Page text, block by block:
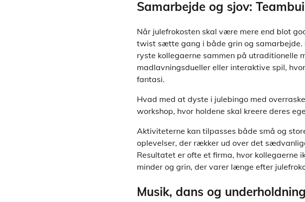
Samarbejde og sjov:
Når julefrokosten skal være mere end blot
twist sætte gang i både grin og
ryste kollegaerne sammen på utraditionelle
madlavningsdueller eller interaktive spil,
fantasi.
Hvad med at dyste i julebingo med
workshop, hvor holdene skal kreere deres
Aktiviteterne kan tilpasses både små og
oplevelser, der rækker ud over det
Resultatet er ofte et firma, hvor kollegaerne
minder og grin, der varer længe efter
Musik, dans og